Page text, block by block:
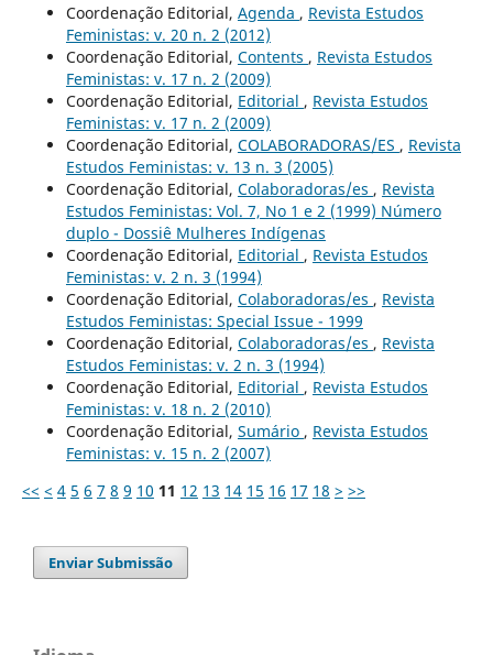
Coordenação Editorial, Agenda , Revista Estudos
Feministas: v. 20 n. 2 (2012)
Coordenação Editorial, Contents , Revista Estudos
Feministas: v. 17 n. 2 (2009)
Coordenação Editorial, Editorial , Revista Estudos
Feministas: v. 17 n. 2 (2009)
Coordenação Editorial, COLABORADORAS/ES , Revista
Estudos Feministas: v. 13 n. 3 (2005)
Coordenação Editorial, Colaboradoras/es , Revista
Estudos Feministas: Vol. 7, No 1 e 2 (1999) Número
duplo - Dossiê Mulheres Indígenas
Coordenação Editorial, Editorial , Revista Estudos
Feministas: v. 2 n. 3 (1994)
Coordenação Editorial, Colaboradoras/es , Revista
Estudos Feministas: Special Issue - 1999
Coordenação Editorial, Colaboradoras/es , Revista
Estudos Feministas: v. 2 n. 3 (1994)
Coordenação Editorial, Editorial , Revista Estudos
Feministas: v. 18 n. 2 (2010)
Coordenação Editorial, Sumário , Revista Estudos
Feministas: v. 15 n. 2 (2007)
<< < 4 5 6 7 8 9 10 11 12 13 14 15 16 17 18 > >>
Enviar Submissão